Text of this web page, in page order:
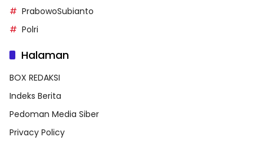
PrabowoSubianto
Polri
Halaman
BOX REDAKSI
Indeks Berita
Pedoman Media Siber
Privacy Policy